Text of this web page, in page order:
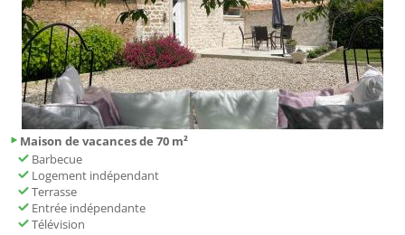
Maison de vacances de 70 m²
Barbecue
Logement indépendant
Terrasse
Entrée indépendante
Télévision